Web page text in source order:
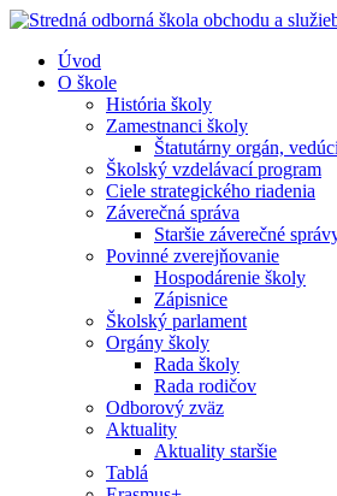
Úvod
O škole
História školy
Zamestnanci školy
Štatutárny orgán,
Školský vzdelávací program
Ciele strategického riadenia
Záverečná správa
Staršie záverečné
Povinné zverejňovanie
Hospodárenie školy
Zápisnice
Školský parlament
Orgány školy
Rada školy
Rada rodičov
Odborový zväz
Aktuality
Aktuality staršie
Tablá